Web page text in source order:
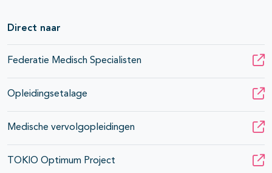
Direct naar
Federatie Medisch Specialisten
Opleidingsetalage
Medische vervolgopleidingen
TOKIO Optimum Project